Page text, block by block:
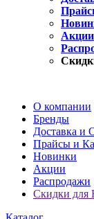
Акции
О компании
Бренды
Доставка и
Прайсы и
Новинки
Акции
Распродажи
Скидки для